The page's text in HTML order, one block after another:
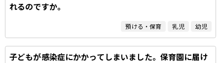
れるのですか。
預ける・保育 乳児 幼児
子どもが感染症にかかってしまいました。保育園に届け